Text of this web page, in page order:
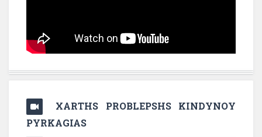
XARTHS PROBLEPSHS KINDYNOY
PYRKAGIAS